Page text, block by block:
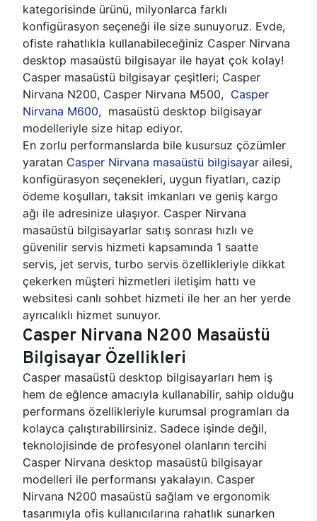
kategorisinde ürünü, milyonlarca farklı
konfigürasyon seçeneği ile size sunuyoruz. Evde,
ofiste rahatlıkla kullanabileceğiniz Casper Nirvana
desktop masaüstü bilgisayar ile hayat çok kolay!
Casper masaüstü bilgisayar çeşitleri; Casper
Nirvana N200, Casper Nirvana M500, Casper
Nirvana M600, masaüstü desktop bilgisayar
modelleriyle size hitap ediyor.
En zorlu performanslarda bile kusursuz çözümler
yaratan Casper Nirvana masaüstü bilgisayar ailesi,
konfigürasyon seçenekleri, uygun fiyatları, cazip
ödeme koşulları, taksit imkanları ve geniş kargo
ağı ile adresinize ulaşıyor. Casper Nirvana
masaüstü bilgisayarlar satış sonrası hızlı ve
güvenilir servis hizmeti kapsamında 1 saatte
servis, jet servis, turbo servis özellikleriyle dikkat
çekerken müşteri hizmetleri iletişim hattı ve
websitesi canlı sohbet hizmeti ile her an her yerde
ayrıcalıklı hizmet sunuyor.
Casper Nirvana N200 Masaüstü
Bilgisayar Özellikleri
Casper masaüstü desktop bilgisayarları hem iş
hem de eğlence amacıyla kullanabilir, sahip olduğu
performans özellikleriyle kurumsal programları da
kolayca çalıştırabilirsiniz. Sadece işinde değil,
teknolojisinde de profesyonel olanların tercihi
Casper Nirvana desktop masaüstü bilgisayar
modelleri ile performansı yakalayın. Casper
Nirvana N200 masaüstü sağlam ve ergonomik
tasarımıyla ofis kullanıcılarına rahatlık sunarken